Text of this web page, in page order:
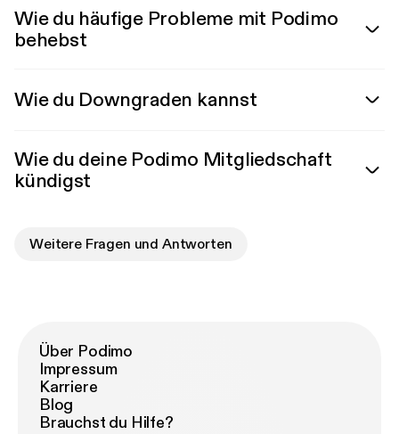
Wie du häufige Probleme mit Podimo
behebst
Wie du Downgraden kannst
Wie du deine Podimo Mitgliedschaft
kündigst
Weitere Fragen und Antworten
Über Podimo
Impressum
Karriere
Blog
Brauchst du Hilfe?